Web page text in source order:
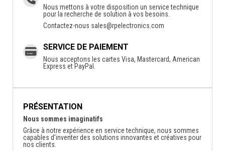
Nous mettons à votre disposition un service technique
pour la recherche de solution à vos besoins.
Contactez-nous sales@rpelectronics.com
SERVICE DE PAIEMENT
Nous acceptons les cartes Visa, Mastercard, American
Express et PayPal.
PRÉSENTATION
Nous sommes imaginatifs
Grâce à notre expérience en service technique, nous sommes
capables d'inventer des solutions innovantes et créatives pour
nos clients.